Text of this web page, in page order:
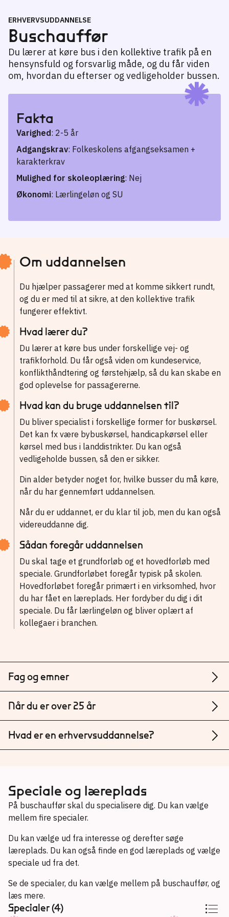
ERHVERVSUDDANNELSE
Buschauffør
Du lærer at køre bus i den kollektive trafik på en
hensynsfuld og forsvarlig måde, og du får viden
om, hvordan du efterser og vedligeholder bussen.
Fakta
Varighed: 2-5 år
Adgangskrav: Folkeskolens afgangseksamen +
karakterkrav
Mulighed for skoleoplæring: Nej
Økonomi: Lærlingeløn og SU
Om uddannelsen
Du hjælper passagerer med at komme sikkert rundt,
og du er med til at sikre, at den kollektive trafik
fungerer effektivt.
Hvad lærer du?
Du lærer at køre bus under forskellige vej- og
trafikforhold. Du får også viden om kundeservice,
konflikthåndtering og førstehjælp, så du kan skabe en
god oplevelse for passagererne.
Hvad kan du bruge uddannelsen til?
Du bliver specialist i forskellige former for buskørsel.
Det kan fx være bybuskørsel, handicapkørsel eller
kørsel med bus i landdistrikter. Du kan også
vedligeholde bussen, så den er sikker.
Din alder betyder noget for, hvilke busser du må køre,
når du har gennemført uddannelsen.
Når du er uddannet, er du klar til job, men du kan også
videreuddanne dig.
Sådan foregår uddannelsen
Du skal tage et grundforløb og et hovedforløb med
speciale. Grundforløbet foregår typisk på skolen.
Hovedforløbet foregår primært i en virksomhed, hvor
du har fået en læreplads. Her fordyber du dig i dit
speciale. Du får lærlingeløn og bliver oplært af
kollegaer i branchen.
Fag og emner
Når du er over 25 år
Hvad er en erhvervsuddannelse?
Speciale og læreplads
På buschauffør skal du specialisere dig. Du kan vælge
mellem fire specialer.
Du kan vælge ud fra interesse og derefter søge
læreplads. Du kan også finde en god læreplads og vælge
speciale ud fra det.
Se de specialer, du kan vælge mellem på buschauffør, og
læs mere.
Specialer (4)